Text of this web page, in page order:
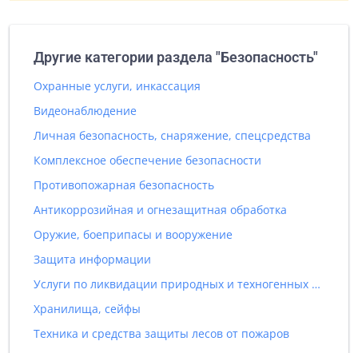
Другие категории раздела "Безопасность"
Охранные услуги, инкассация
Видеонаблюдение
Личная безопасность, снаряжение, спецсредства
Комплексное обеспечение безопасности
Противопожарная безопасность
Антикоррозийная и огнезащитная обработка
Оружие, боеприпасы и вооружение
Защита информации
Услуги по ликвидации природных и техногенных катастроф
Хранилища, сейфы
Техника и средства защиты лесов от пожаров